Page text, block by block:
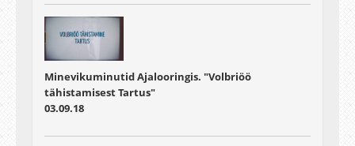
Minevikuminutid Ajalooringis. "Volbriöö
tähistamisest Tartus"
03.09.18